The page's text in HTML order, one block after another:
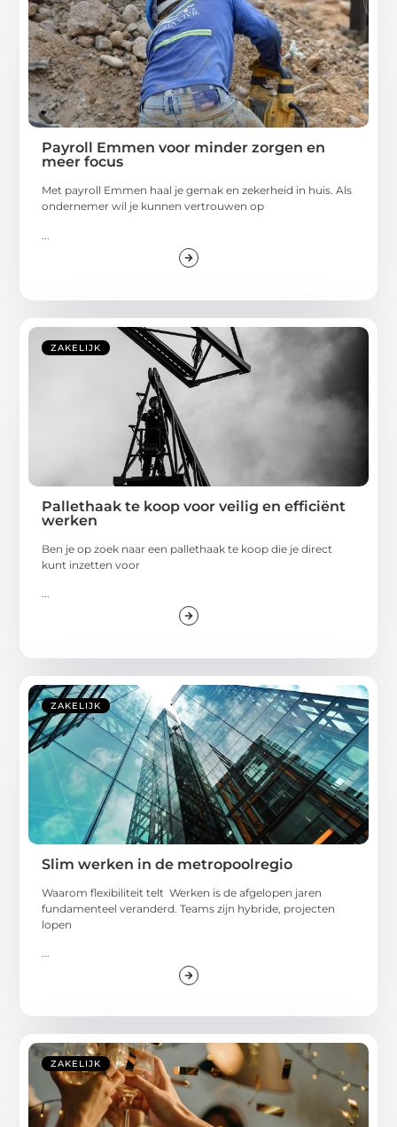
Payroll Emmen voor minder zorgen en
meer focus
Met payroll Emmen haal je gemak en zekerheid in huis. Als
ondernemer wil je kunnen vertrouwen op
ZAKELIJK
Pallethaak te koop voor veilig en efficiënt
werken
Ben je op zoek naar een pallethaak te koop die je direct
kunt inzetten voor
ZAKELIJK
Slim werken in de metropoolregio
Waarom flexibiliteit telt Werken is de afgelopen jaren
fundamenteel veranderd. Teams zijn hybride, projecten
lopen
...
ZAKELIJK